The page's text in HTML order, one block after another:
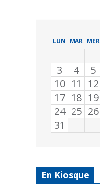
LUN MAR MER
3
4 5
10 11 12
17 18 19
24 25 26
31
En Kiosque